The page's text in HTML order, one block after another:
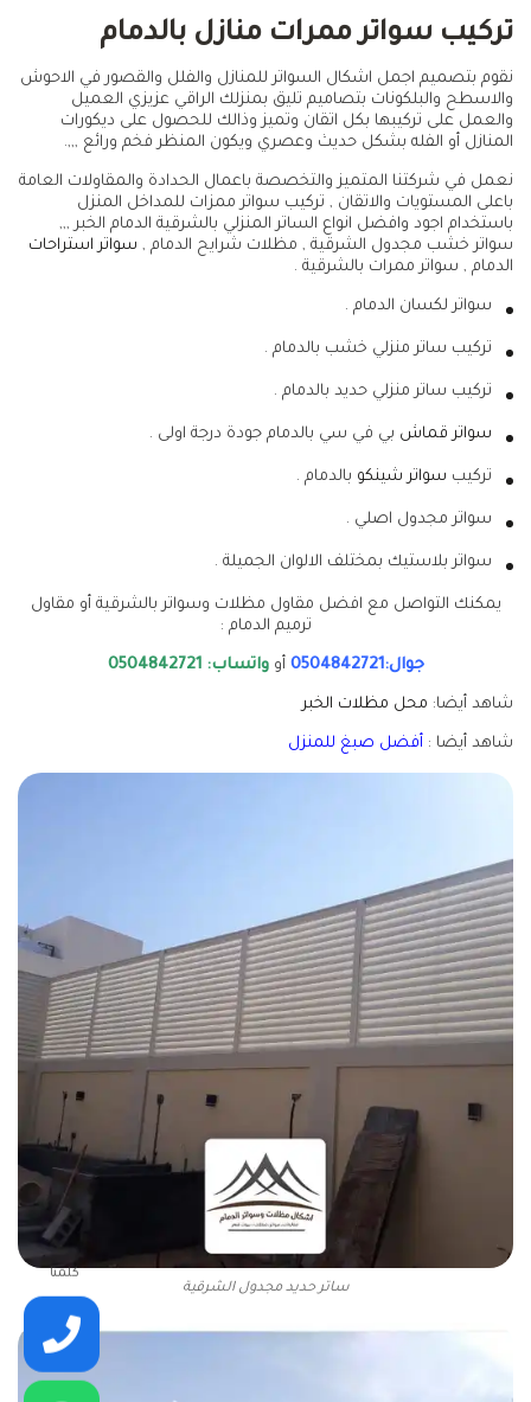
تركيب سواتر ممرات منازل بالدمام
نقوم بتصميم اجمل اشكال السواتر للمنازل والفلل والقصور في الاحوش
والاسطح والبلكونات بتصاميم تليق بمنزلك الراقي عزيزي العميل
والعمل على تركيبها بكل اتقان وتميز وذالك للحصول على ديكورات
المنازل أو الفله بشكل حديث وعصري ويكون المنظر فخم ورائع ,,,.
نعمل في شركتنا المتميز والتخصصة باعمال الحدادة والمقاولات العامة
باعلى المستويات والاتقان , تركيب سواتر ممزات للمداخل المنزل
باستخدام اجود وافضل انواع الساتر المنزلي بالشرقية الدمام الخبر ,,,
سواتر خشب مجدول الشرقية , مظلات شرايح الدمام , سواتر استراحات
الدمام , سواتر ممرات بالشرقية .
سواتر لكسان الدمام .
تركيب ساتر منزلي خشب بالدمام .
تركيب ساتر منزلي حديد بالدمام .
سواتر قماش بي في سي بالدمام جودة درجة اولى .
تركيب سواتر شينكو بالدمام .
سواتر مجدول اصلي .
سواتر بلاستيك بمختلف الالوان الجميلة .
يمكنك التواصل مع افضل مقاول مظلات وسواتر بالشرقية أو مقاول
ترميم الدمام :
جوال:0504842721 أوواتساب: 0504842721
شاهد أيضا: محل مظلات الخبر
شاهد أيضا : أفضل صبغ للمنزل
ساتر حديد مجدول الشرقية
كلمنا